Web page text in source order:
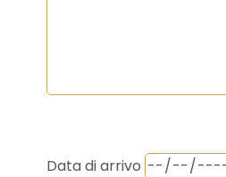
Data di arrivo